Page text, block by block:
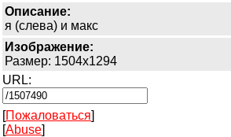
Описание:
я (слева) и макс
Изображение:
Размер: 1504x1294
URL:
[Пожаловаться]
[Abuse]